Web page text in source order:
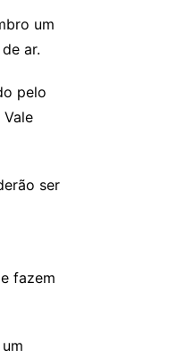
um
ar.
pelo
ser
fazem